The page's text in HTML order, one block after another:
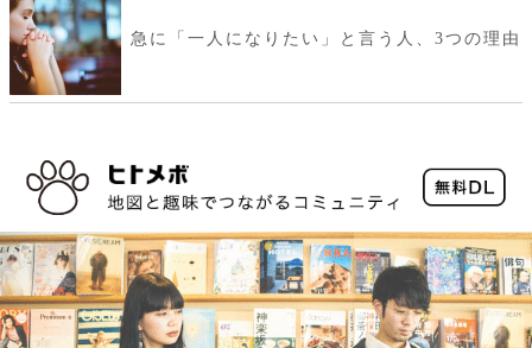
急に「一人になりたい」と言う人、3つの理由